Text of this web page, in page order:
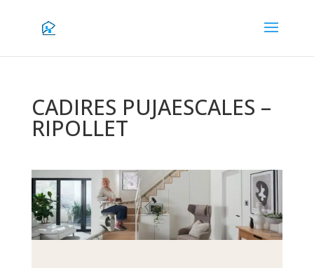
CADIRES PUJAESCALES –
RIPOLLET